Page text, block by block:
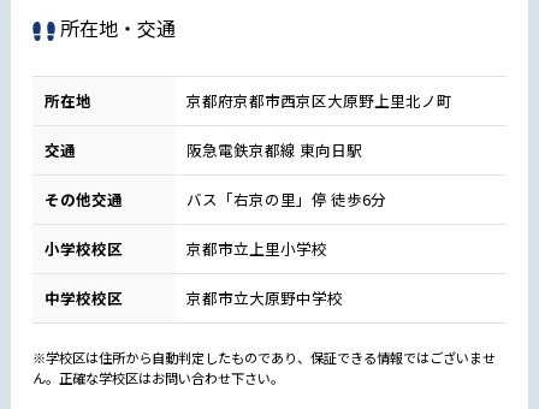
所在地・交通
所在地 京都府京都市西京区大原野上里北ノ町
交通 阪急電鉄京都線 東向日駅
その他交通 バス「右京の里」停 徒歩6分
小学校校区 京都市立上里小学校
中学校校区 京都市立大原野中学校
※学校区は住所から自動判定したものであり、保証できる情報ではございませ
ん。正確な学校区はお問い合わせ下さい。